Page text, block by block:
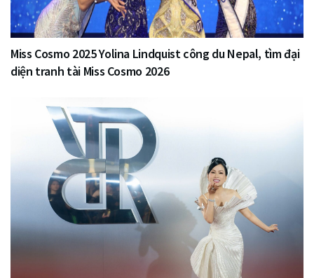
Miss Cosmo 2025 Yolina Lindquist công du Nepal, tìm đại
diện tranh tài Miss Cosmo 2026